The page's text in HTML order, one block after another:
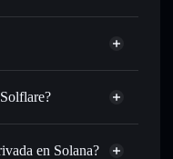
ZEXY para SOL,
en Solana?